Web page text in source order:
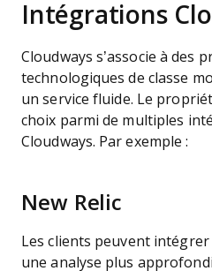
Intégrations
Cloudways s’associe à des
technologiques de classe
un service fluide. Le
choix parmi de multiples
Cloudways. Par exemple :
New Relic
Les clients peuvent
une analyse plus